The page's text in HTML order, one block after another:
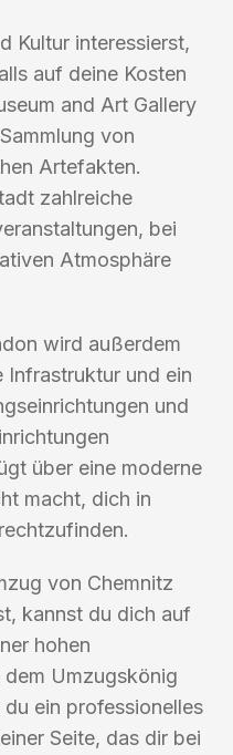
Kultur interessierst,
auf deine Kosten
and Art Gallery
von
Artefakten.
zahlreiche
bei
Atmosphäre
wird außerdem
Infrastruktur und ein
und
über eine moderne
macht, dich in
von Chemnitz
kannst du dich auf
hohen
Umzugskönig
ein professionelles
Seite, das dir bei